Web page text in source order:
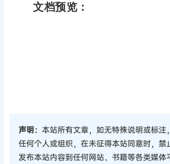
文档预览：
声明： 本站所有文章，如无特殊说明或标注
任何个人或组织，在未征得本站同意时，禁
发布本站内容到任何网站、书籍等各类媒体